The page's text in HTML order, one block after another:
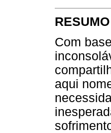
RESUMO
Com
aqui